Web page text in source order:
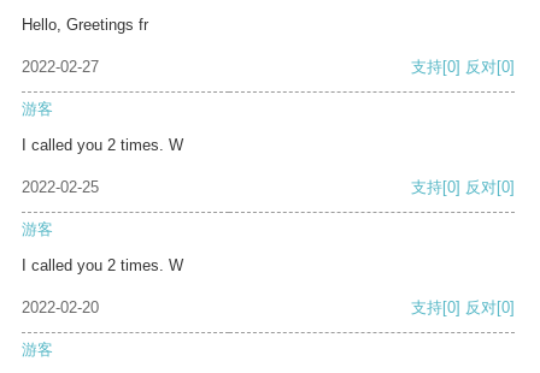
Hello, Greetings fr
2022-02-27 支持[0] 反对[0]
游客
I called you 2 times. W
2022-02-25 支持[0] 反对[0]
游客
I called you 2 times. W
2022-02-20 支持[0] 反对[0]
游客